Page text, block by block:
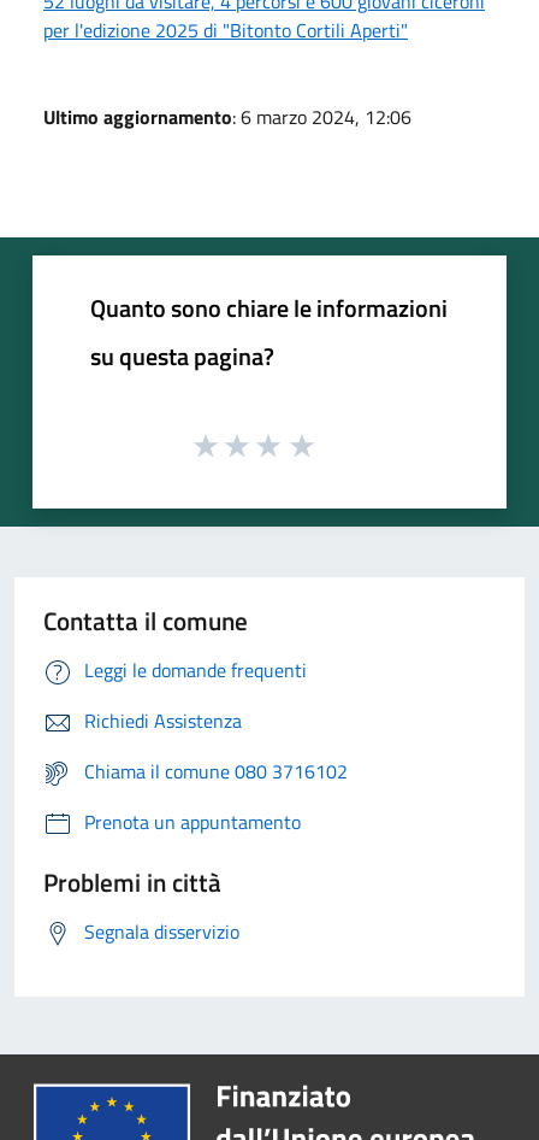
per l'edizione 2025 di "Bitonto Cortili Aperti"
Ultimo aggiornamento: 6 marzo 2024, 12:06
Quanto sono chiare le informazioni
su questa pagina?
Contatta il comune
Leggi le domande frequenti
Richiedi Assistenza
Chiama il comune 080 3716102
Prenota un appuntamento
Problemi in città
Segnala disservizio